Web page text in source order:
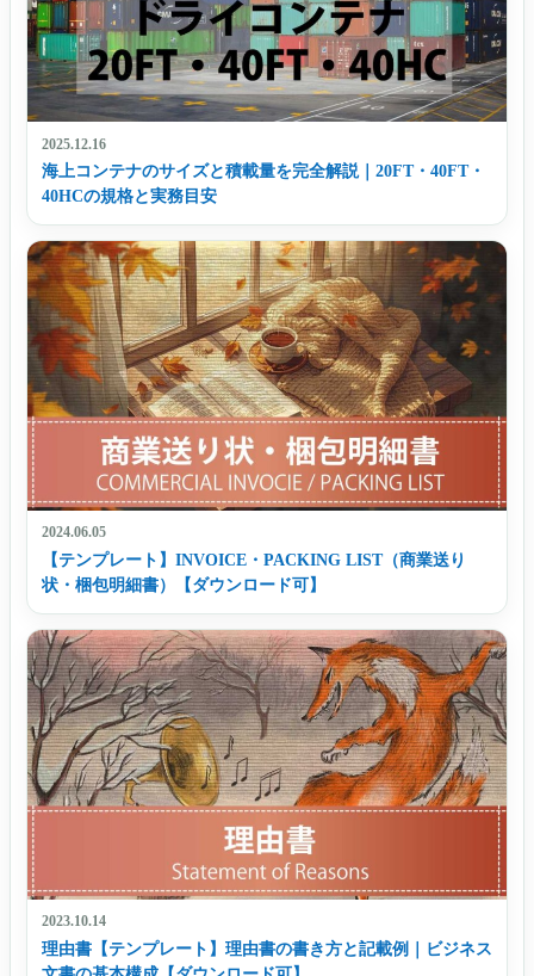
2025.12.16
海上コンテナのサイズと積載量を完全解説｜20FT・40FT・
40HCの規格と実務目安
2024.06.05
【テンプレート】INVOICE・PACKING LIST（商業送り
状・梱包明細書）【ダウンロード可】
2023.10.14
理由書【テンプレート】理由書の書き方と記載例｜ビジネス